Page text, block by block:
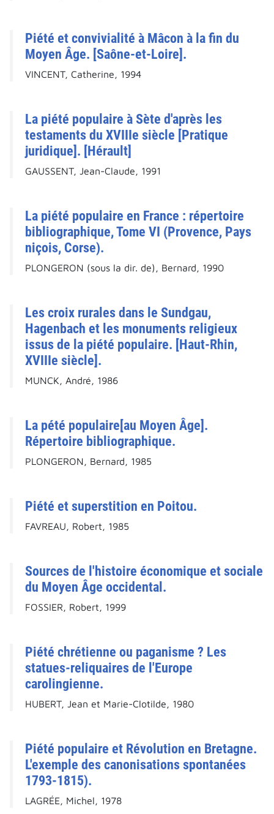
Piété et convivialité à Mâcon à la fin du
Moyen Âge. [Saône-et-Loire].
VINCENT, Catherine, 1994
La piété populaire à Sète d'après les
testaments du XVIIIe siècle [Pratique
juridique]. [Hérault]
GAUSSENT, Jean-Claude, 1991
La piété populaire en France : répertoire
bibliographique, Tome VI (Provence, Pays
niçois, Corse).
PLONGERON (sous la dir. de), Bernard, 1990
Les croix rurales dans le Sundgau,
Hagenbach et les monuments religieux
issus de la piété populaire. [Haut-Rhin,
XVIIIe siècle].
MUNCK, André, 1986
La pété populaire[au Moyen Âge].
Répertoire bibliographique.
PLONGERON, Bernard, 1985
Piété et superstition en Poitou.
FAVREAU, Robert, 1985
Sources de l'histoire économique et sociale
du Moyen Âge occidental.
FOSSIER, Robert, 1999
Piété chrétienne ou paganisme ? Les
statues-reliquaires de l'Europe
carolingienne.
HUBERT, Jean et Marie-Clotilde, 1980
Piété populaire et Révolution en Bretagne.
L'exemple des canonisations spontanées
1793-1815).
LAGRÉE, Michel, 1978